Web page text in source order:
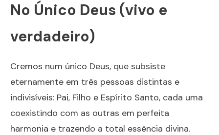
No Único Deus (vivo e
verdadeiro)
Cremos num único Deus, que subsiste
eternamente em três pessoas distintas e
indivisíveis: Pai, Filho e Espírito Santo, cada uma
coexistindo com as outras em perfeita
harmonia e trazendo a total essência divina.